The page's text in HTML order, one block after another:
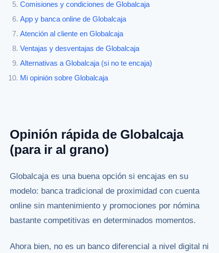
Comisiones y condiciones de Globalcaja
App y banca online de Globalcaja
Atención al cliente en Globalcaja
Ventajas y desventajas de Globalcaja
Alternativas a Globalcaja (si no te encaja)
Mi opinión sobre Globalcaja
Opinión rápida de Globalcaja
(para ir al grano)
Globalcaja es una buena opción si encajas en su
modelo: banca tradicional de proximidad con cuenta
online sin mantenimiento y promociones por nómina
bastante competitivas en determinados momentos.
Ahora bien, no es un banco diferencial a nivel digital ni